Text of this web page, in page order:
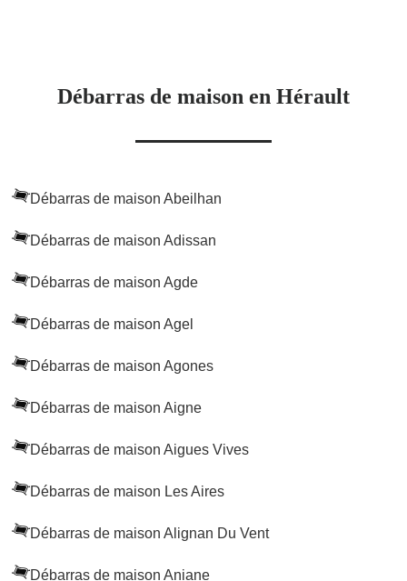
Débarras de maison en Hérault
Débarras de maison Abeilhan
Débarras de maison Adissan
Débarras de maison Agde
Débarras de maison Agel
Débarras de maison Agones
Débarras de maison Aigne
Débarras de maison Aigues Vives
Débarras de maison Les Aires
Débarras de maison Alignan Du Vent
Débarras de maison Aniane